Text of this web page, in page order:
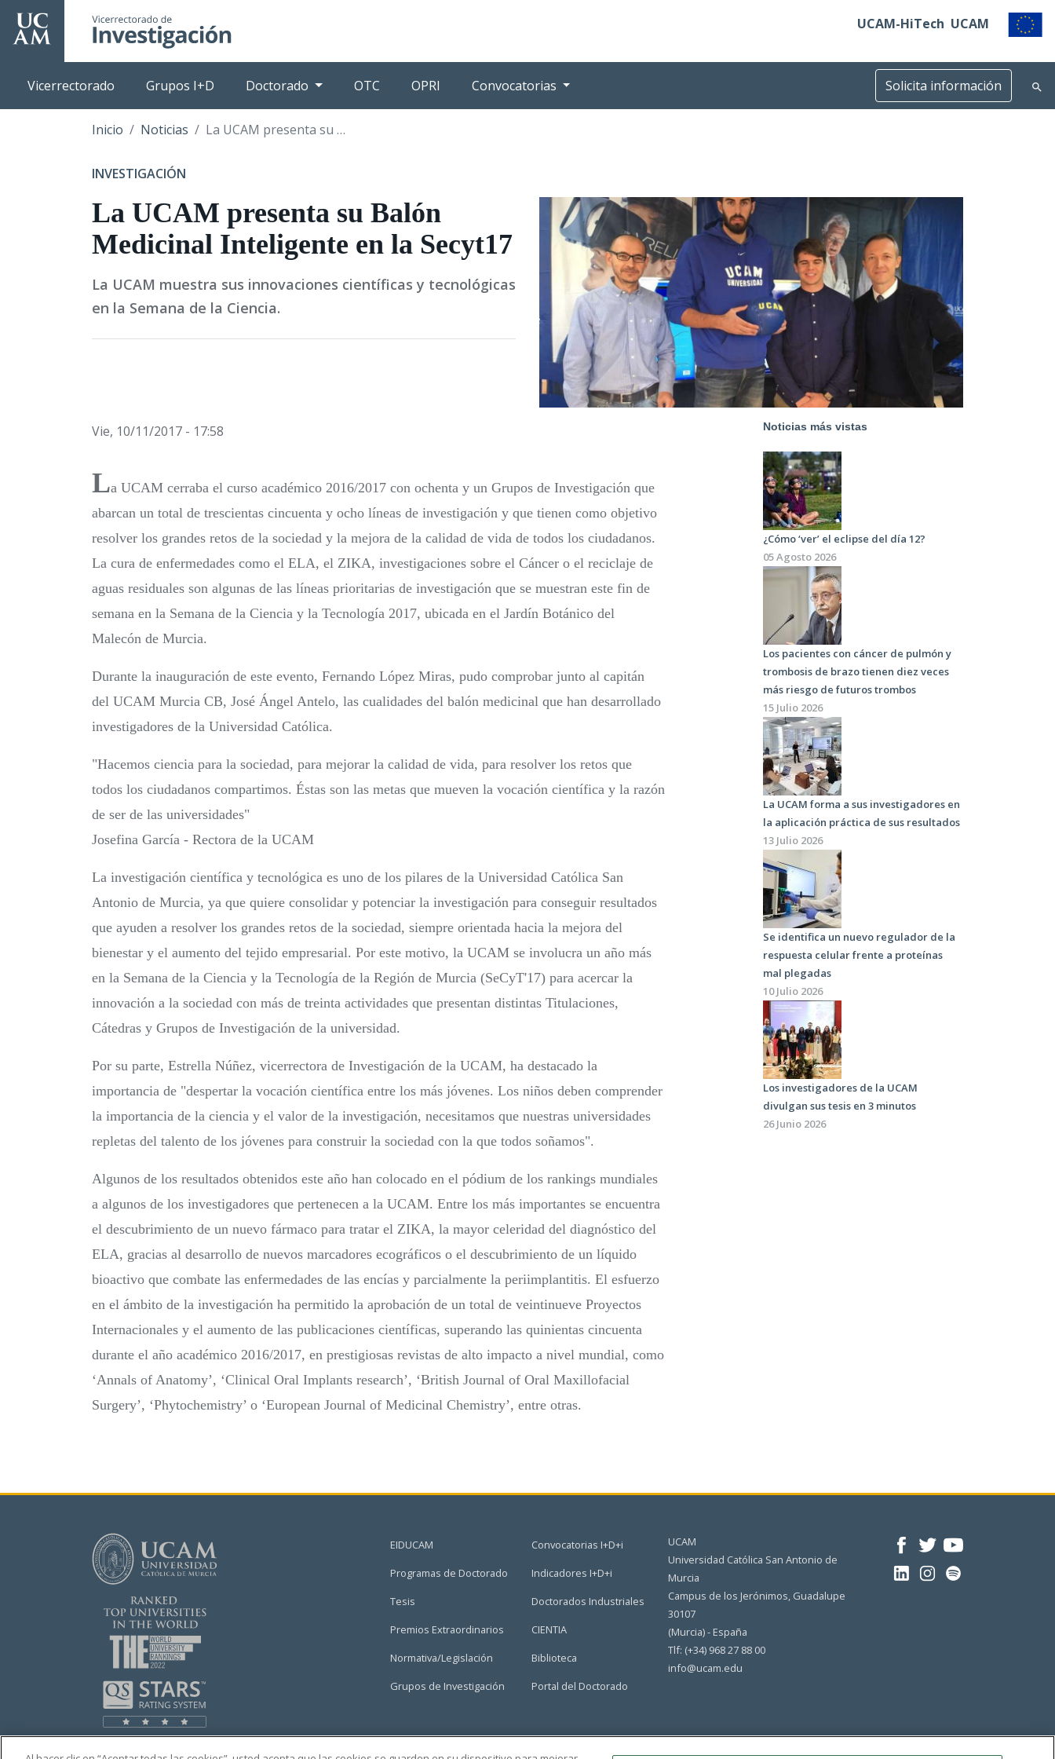
Pasar
principal
UCAM-HiTech UCAM
Vicerrectorado Grupos I+D Doctorado OTC OPRI Convocatorias Solicita información
Inicio Noticias La UCAM presenta su Balón Medicinal Inteligente en la Secyt17
INVESTIGACIÓN
La UCAM presenta su Balón
Medicinal Inteligente en la Secyt17
La UCAM muestra sus innovaciones científicas y tecnológicas
en la Semana de la Ciencia.
Vie, 10/11/2017 - 17:58
La UCAM cerraba el curso académico 2016/2017 con ochenta y un Grupos de Investigación que
abarcan un total de trescientas cincuenta y ocho líneas de investigación y que tienen como objetivo
resolver los grandes retos de la sociedad y la mejora de la calidad de vida de todos los ciudadanos.
La cura de enfermedades como el ELA, el ZIKA, investigaciones sobre el Cáncer o el reciclaje de
aguas residuales son algunas de las líneas prioritarias de investigación que se muestran este fin de
semana en la Semana de la Ciencia y la Tecnología 2017, ubicada en el Jardín Botánico del
Malecón de Murcia.
Durante la inauguración de este evento, Fernando López Miras, pudo comprobar junto al capitán
del UCAM Murcia CB, José Ángel Antelo, las cualidades del balón medicinal que han desarrollado
investigadores de la Universidad Católica.
"Hacemos ciencia para la sociedad, para mejorar la calidad de vida, para resolver los retos que
todos los ciudadanos compartimos. Éstas son las metas que mueven la vocación científica y la razón
de ser de las universidades"
Josefina García - Rectora de la UCAM
La investigación científica y tecnológica es uno de los pilares de la Universidad Católica San
Antonio de Murcia, ya que quiere consolidar y potenciar la investigación para conseguir resultados
que ayuden a resolver los grandes retos de la sociedad, siempre orientada hacia la mejora del
bienestar y el aumento del tejido empresarial. Por este motivo, la UCAM se involucra un año más
en la Semana de la Ciencia y la Tecnología de la Región de Murcia (SeCyT'17) para acercar la
innovación a la sociedad con más de treinta actividades que presentan distintas Titulaciones,
Cátedras y Grupos de Investigación de la universidad.
Por su parte, Estrella Núñez, vicerrectora de Investigación de la UCAM, ha destacado la
importancia de "despertar la vocación científica entre los más jóvenes. Los niños deben comprender
la importancia de la ciencia y el valor de la investigación, necesitamos que nuestras universidades
repletas del talento de los jóvenes para construir la sociedad con la que todos soñamos".
Algunos de los resultados obtenidos este año han colocado en el pódium de los rankings mundiales
a algunos de los investigadores que pertenecen a la UCAM. Entre los más importantes se encuentra
el descubrimiento de un nuevo fármaco para tratar el ZIKA, la mayor celeridad del diagnóstico del
ELA, gracias al desarrollo de nuevos marcadores ecográficos o el descubrimiento de un líquido
bioactivo que combate las enfermedades de las encías y parcialmente la periimplantitis. El esfuerzo
en el ámbito de la investigación ha permitido la aprobación de un total de veintinueve Proyectos
Internacionales y el aumento de las publicaciones científicas, superando las quinientas cincuenta
durante el año académico 2016/2017, en prestigiosas revistas de alto impacto a nivel mundial, como
‘Annals of Anatomy’, ‘Clinical Oral Implants research’, ‘British Journal of Oral Maxillofacial
Surgery’, ‘Phytochemistry’ o ‘European Journal of Medicinal Chemistry’, entre otras.
Noticias más vistas
¿Cómo ‘ver’ el eclipse del día 12?
05 Agosto 2026
Los pacientes con cáncer de pulmón y
trombosis de brazo tienen diez veces
más riesgo de futuros trombos
15 Julio 2026
La UCAM forma a sus investigadores en
la aplicación práctica de sus resultados
13 Julio 2026
Se identifica un nuevo regulador de la
respuesta celular frente a proteínas
mal plegadas
10 Julio 2026
Los investigadores de la UCAM
divulgan sus tesis en 3 minutos
26 Junio 2026
EIDUCAM
Programas de Doctorado
Tesis
Premios Extraordinarios
Normativa/Legislación
Grupos de Investigación
Convocatorias I+D+i
Indicadores I+D+i
Doctorados Industriales
CIENTIA
Biblioteca
Portal del Doctorado
UCAM
Universidad Católica San Antonio de
Murcia
Campus de los Jerónimos, Guadalupe
30107
(Murcia) - España
Tlf: (+34) 968 27 88 00
info@ucam.edu